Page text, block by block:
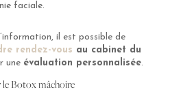
faciale.
il est possible de
rendez-vous au cabinet du
une évaluation personnalisée.
le Botox mâchoire